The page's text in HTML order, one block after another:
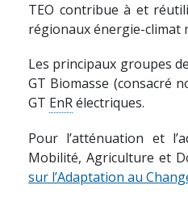
TEO contribue à et
régionaux énergie-climat
Les principaux groupes
GT Biomasse (consacré
GT EnRélectriques.
Pour l’atténuation et
Mobilité, Agriculture et
sur l’Adaptation au